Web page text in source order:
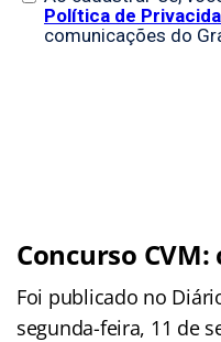
Concurso
Foi publicado no
segunda-feira, 11 de